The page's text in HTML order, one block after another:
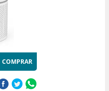
COMPRAR